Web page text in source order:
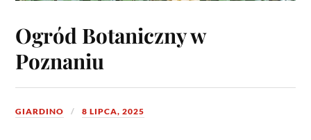
Ogród Botaniczny w
Poznaniu
GIARDINO 8 LIPCA, 2025